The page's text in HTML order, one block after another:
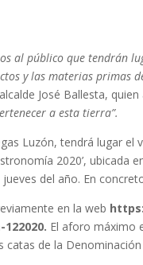
al público que tendrán
y las materias primas
José Ballesta, quien
a esta tierra”.
Luzón, tendrá lugar el
2020’,
del año. En
en la web
El aforo máximo
de la